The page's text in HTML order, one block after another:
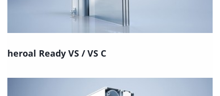
heroal Ready VS / VS C